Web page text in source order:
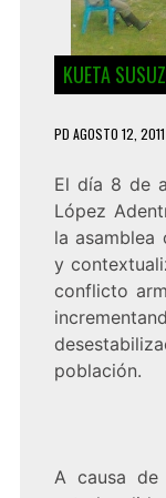
KUETA
PD AGOSTO 12, 2011
El día 8 de
López
la asamblea
y
conflicto
población.
A causa